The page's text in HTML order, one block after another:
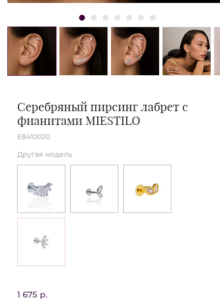
Серебряный пирсинг лабрет с
фианитами MIESTILO
E8410020
Другая модель
1 675 р.